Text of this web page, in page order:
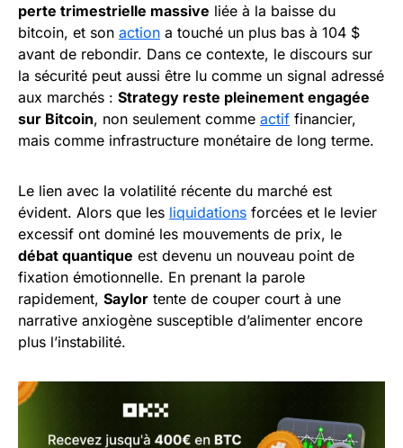
perte trimestrielle massive liée à la baisse du
bitcoin, et son action a touché un plus bas à 104 $
avant de rebondir. Dans ce contexte, le discours sur
la sécurité peut aussi être lu comme un signal adressé
aux marchés : Strategy reste pleinement engagée
sur Bitcoin, non seulement comme actif financier,
mais comme infrastructure monétaire de long terme.
Le lien avec la volatilité récente du marché est
évident. Alors que les liquidations forcées et le levier
excessif ont dominé les mouvements de prix, le
débat quantique est devenu un nouveau point de
fixation émotionnelle. En prenant la parole
rapidement, Saylor tente de couper court à une
narrative anxiogène susceptible d’alimenter encore
plus l’instabilité.